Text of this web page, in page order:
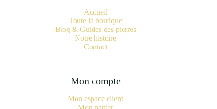
Accueil
Toute la boutique
Blog & Guides des pierres
Notre histoire
Contact
Mon compte
Mon espace client
Mon panier